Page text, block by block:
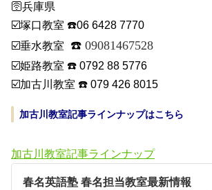
🛜兵庫県
☑️塚口教室 ☎️06 6428 7770
☑️垂水教室 ☎️ 09081467528
☑️姫路教室 ☎️ 0792 88 5776
☑️加古川教室 ☎️ 079 426 8015
加古川教室記事ラインナップはこちら
加古川教室記事ラインナップ
春名英語塾 春名担当教室最新情報